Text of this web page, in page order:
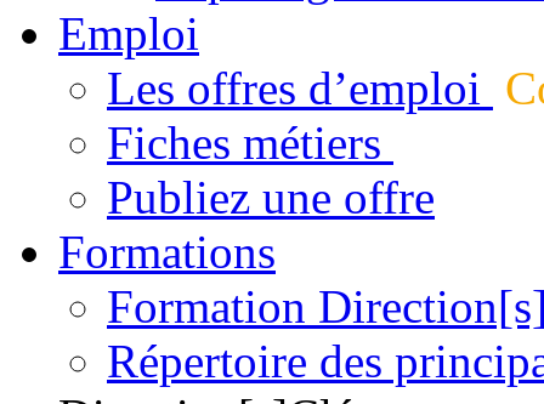
Emploi
Les offres d’emploi
Fiches métiers
Publiez une offre
Formations
Formation
Répertoire des